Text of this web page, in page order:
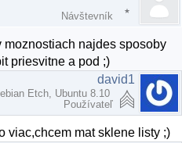
Návštevník
moznostiach najdes sposoby
priesvitne a pod ;)
david1
Etch, Ubuntu 8.10
Používateľ
viac,chcem mat sklene listy ;)